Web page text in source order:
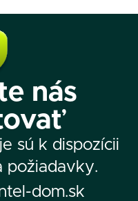
nás
sú k dispozícii
požiadavky.
dom.sk